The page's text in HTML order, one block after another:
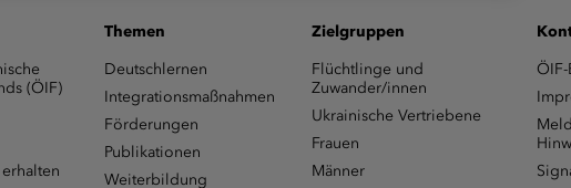
(ÖIF)
Themen
Deutschlernen
Integrationsmaßnahmen
Förderungen
Publikationen
Weiterbildung
Zielgruppen
Flüchtlinge und
Zuwander/innen
Ukrainische Vertriebene
Frauen
Männer